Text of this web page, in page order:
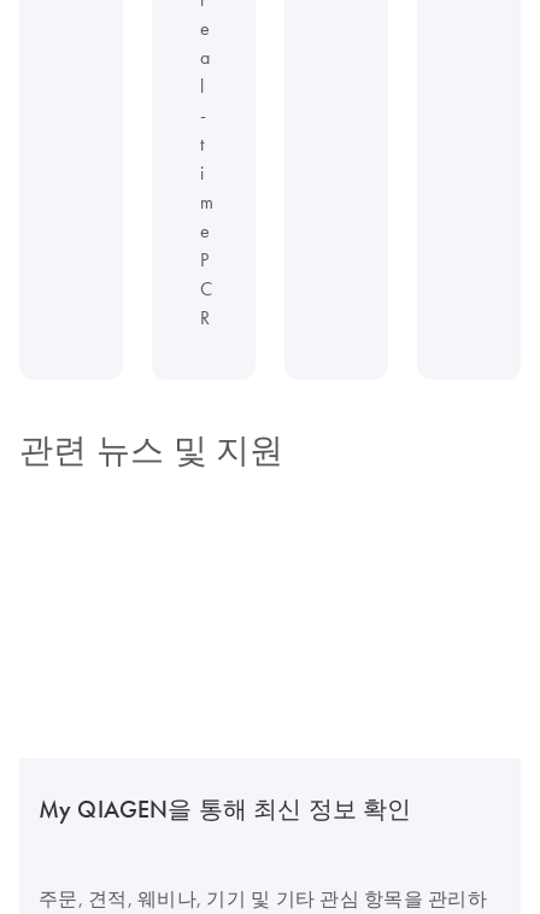
e
a
l
-
t
i
m
e
P
C
R
관련 뉴스 및 지원
My QIAGEN을 통해 최신 정보 확인
주문, 견적, 웨비나, 기기 및 기타 관심 항목을 관리하